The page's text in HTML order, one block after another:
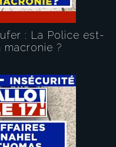
: La Police est-
?